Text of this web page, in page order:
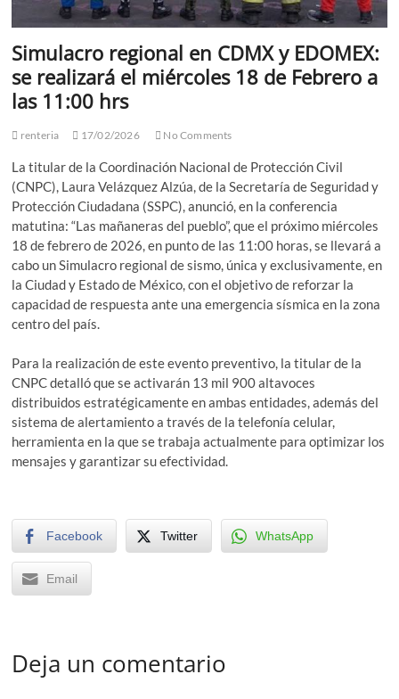
Simulacro regional en CDMX y EDOMEX:
se realizará el miércoles 18 de Febrero a
las 11:00 hrs
renteria 17/02/2026 No Comments
La titular de la Coordinación Nacional de Protección Civil
(CNPC), Laura Velázquez Alzúa, de la Secretaría de Seguridad y
Protección Ciudadana (SSPC), anunció, en la conferencia
matutina: “Las mañaneras del pueblo”, que el próximo miércoles
18 de febrero de 2026, en punto de las 11:00 horas, se llevará a
cabo un Simulacro regional de sismo, única y exclusivamente, en
la Ciudad y Estado de México, con el objetivo de reforzar la
capacidad de respuesta ante una emergencia sísmica en la zona
centro del país.
Para la realización de este evento preventivo, la titular de la
CNPC detalló que se activarán 13 mil 900 altavoces
distribuidos estratégicamente en ambas entidades, además del
sistema de alertamiento a través de la telefonía celular,
herramienta en la que se trabaja actualmente para optimizar los
mensajes y garantizar su efectividad.
Facebook Twitter WhatsApp
Email
Deja un comentario